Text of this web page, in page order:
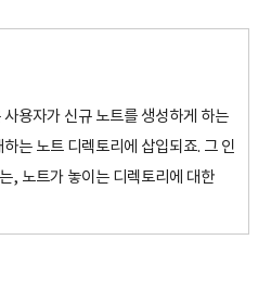
용자가 신규 노트를 생성하게 하는
는 노트 디렉토리에 삽입되죠. 그 인
, 노트가 놓이는 디렉토리에 대한